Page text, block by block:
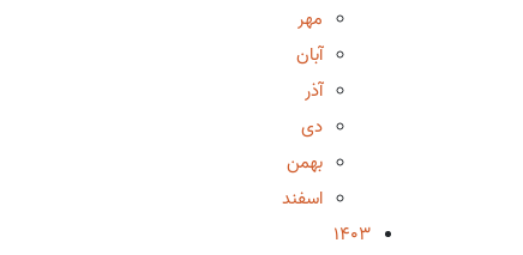
مهر
آبان
آذر
دی
بهمن
اسفند
1403